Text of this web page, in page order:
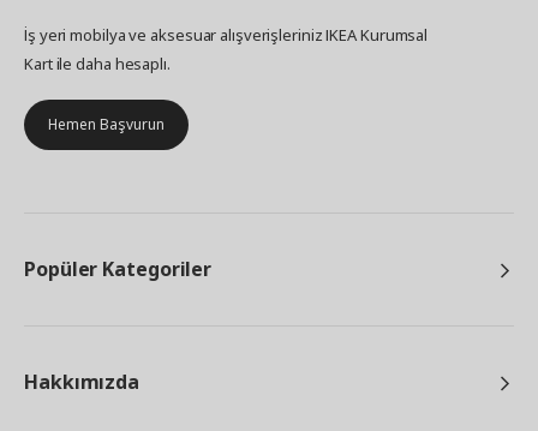
İş yeri mobilya ve aksesuar alışverişleriniz IKEA Kurumsal
Kart ile daha hesaplı.
Hemen Başvurun
Popüler Kategoriler
Hakkımızda